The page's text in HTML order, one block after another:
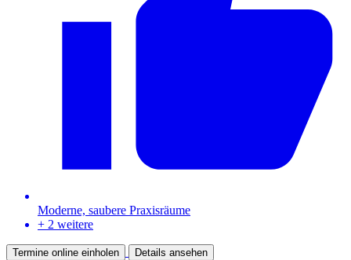
Moderne, saubere Praxisräume
+ 2 weitere
Termine online einholen Details ansehen